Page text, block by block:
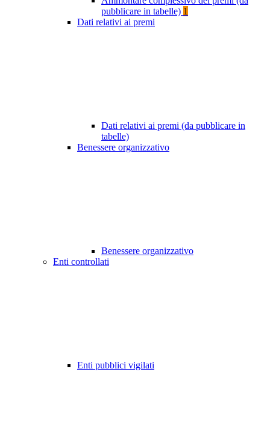
pubblicare in tabelle) 1
Dati relativi ai premi
Dati relativi ai premi (da pubblicare in
tabelle)
Benessere organizzativo
Benessere organizzativo
Enti controllati
Enti pubblici vigilati